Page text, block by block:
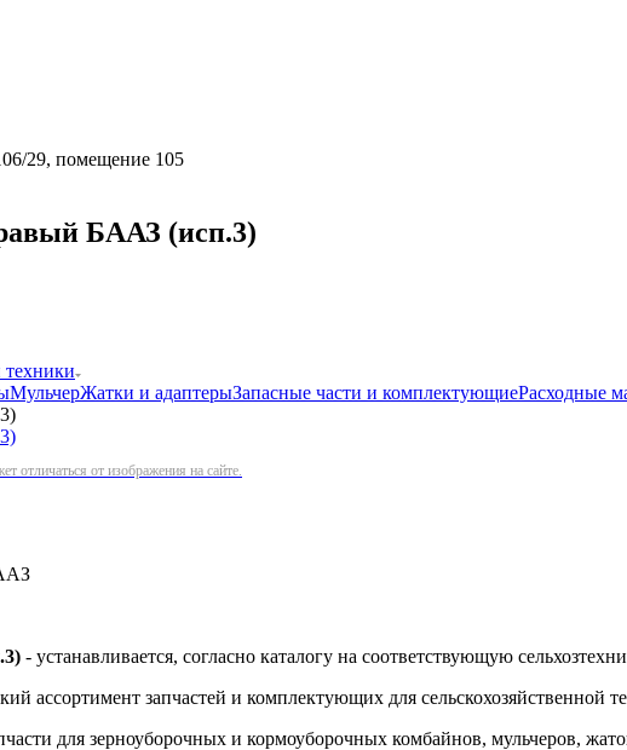
29, помещение 105
БААЗ (исп.3)
техники
МульчерЖатки и адаптерыЗапасные части и комплектующиеРасходные
отличаться от изображения на сайте.
- устанавливается, согласно каталогу на соответствующую
ассортимент запчастей и комплектующих для сельскохозяйственной
для зерноуборочных и кормоуборочных комбайнов, мульчеров,